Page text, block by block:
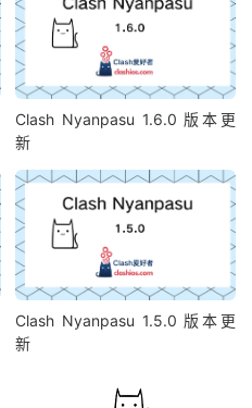
Clash Nyanpasu 1.6.0 版本更
新
Clash Nyanpasu 1.5.0 版本更
新